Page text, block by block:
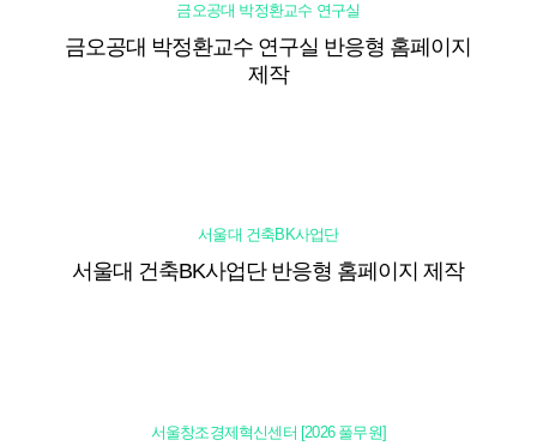
금오공대 박정환교수 연구실
금오공대 박정환교수 연구실 반응형 홈페이지
제작
서울대 건축BK사업단
서울대 건축BK사업단 반응형 홈페이지 제작
서울창조경제혁신센터 [2026 풀무원]